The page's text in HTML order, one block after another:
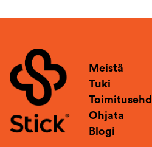
Meistä
Tuki
Ohjata
Blogi